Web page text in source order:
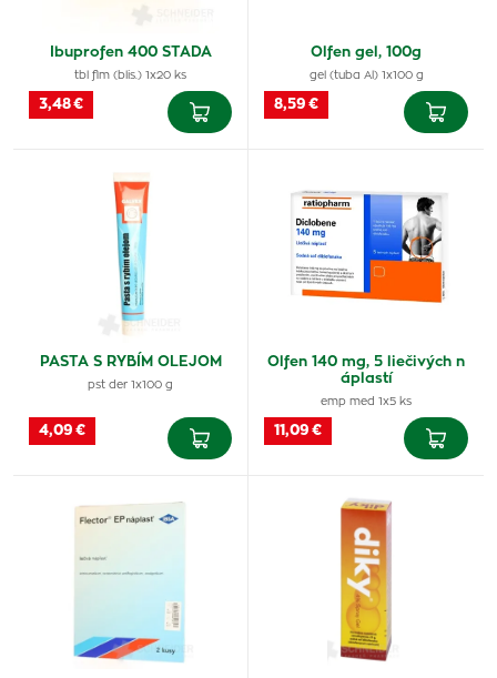
Ibuprofen 400 STADA
tbl flm (blis.) 1x20 ks
3,48 €
Olfen gel, 100g
gel (tuba Al) 1x100 g
8,59 €
PASTA S RYBÍM OLEJOM
pst der 1x100 g
4,09 €
Olfen 140 mg, 5 liečivých n
áplastí
emp med 1x5 ks
11,09 €